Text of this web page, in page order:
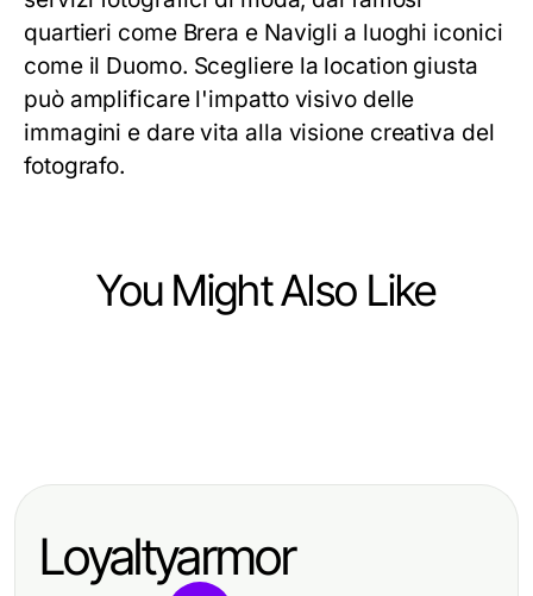
quartieri come Brera e Navigli a luoghi iconici
come il Duomo. Scegliere la location giusta
può amplificare l'impatto visivo delle
immagini e dare vita alla visione creativa del
fotografo.
You Might Also Like
the Proven Solutions for Historical
7 Key Advantages of 강남노래방
in 2026
Loyaltyarmor